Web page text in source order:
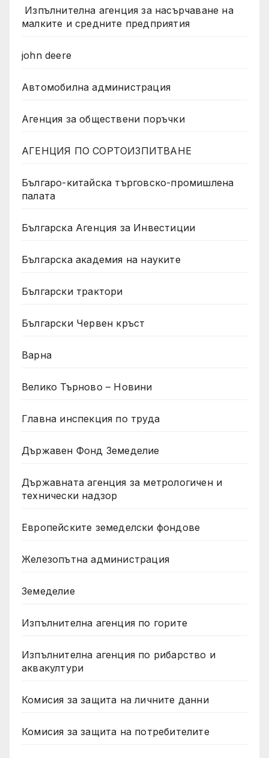
Изпълнителна агенция за насърчаване на
малките и средните предприятия
john deere
Автомобилна администрация
Агенция за обществени поръчки
АГЕНЦИЯ ПО СОРТОИЗПИТВАНЕ
Българо-китайска търговско-промишлена
палата
Българска Агенция за Инвестиции
Българска академия на науките
Български трактори
Български Червен кръст
Варна
Велико Търново – Новини
Главна инспекция по труда
Държавен Фонд Земеделие
Държавната агенция за метрологичен и
технически надзор
Европейските земеделски фондове
Железопътна администрация
Земеделие
Изпълнителна агенция по горите
Изпълнителна агенция по рибарство и
аквакултури
Комисия за защита на личните данни
Комисия за защита на потребителите